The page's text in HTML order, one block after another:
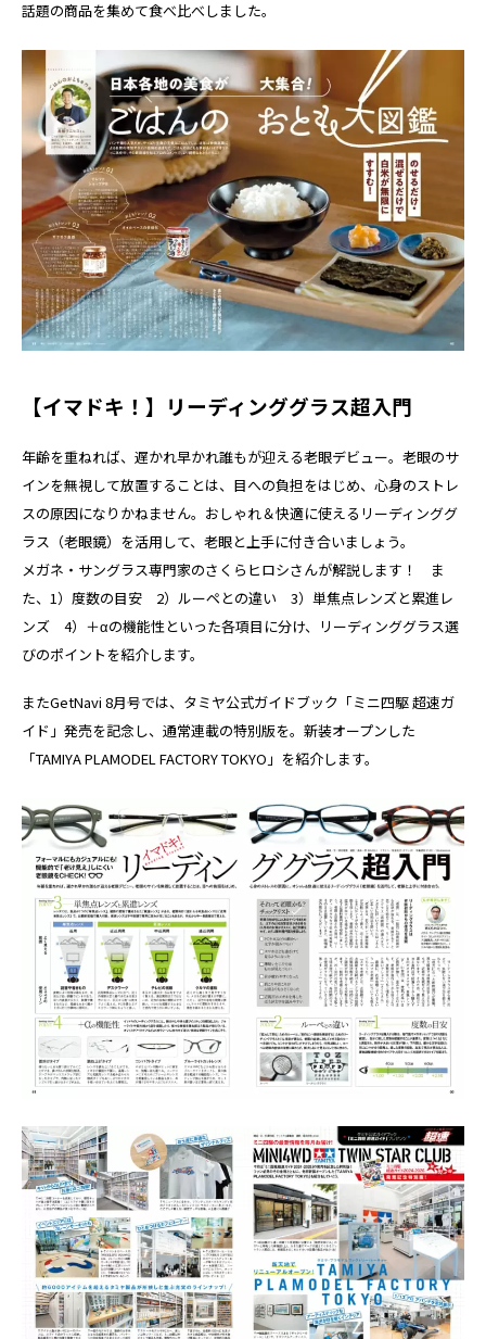
話題の商品を集めて食べ比べしました。
【イマドキ！】リーディンググラス超入門
年齢を重ねれば、遅かれ早かれ誰もが迎える老眼デビュー。老眼のサ
インを無視して放置することは、目への負担をはじめ、心身のストレ
スの原因になりかねません。おしゃれ＆快適に使えるリーディンググ
ラス（老眼鏡）を活用して、老眼と上手に付き合いましょう。
メガネ・サングラス専門家のさくらヒロシさんが解説します！ ま
た、1）度数の目安 2）ルーペとの違い 3）単焦点レンズと累進レ
ンズ 4）＋αの機能性といった各項目に分け、リーディンググラス選
びのポイントを紹介します。
またGetNavi 8月号では、タミヤ公式ガイドブック「ミニ四駆 超速ガ
イド」発売を記念し、通常連載の特別版を。新装オープンした
「TAMIYA PLAMODEL FACTORY TOKYO」を紹介します。